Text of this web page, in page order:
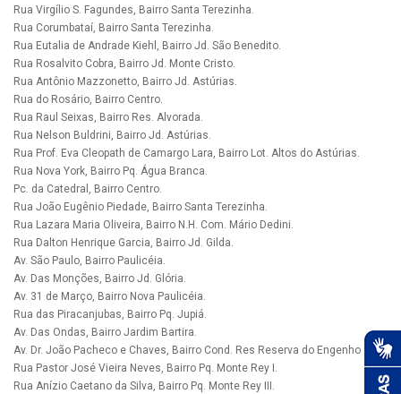
Rua Virgílio S. Fagundes, Bairro Santa Terezinha.
Rua Corumbataí, Bairro Santa Terezinha.
Rua Eutalia de Andrade Kiehl, Bairro Jd. São Benedito.
Rua Rosalvito Cobra, Bairro Jd. Monte Cristo.
Rua Antônio Mazzonetto, Bairro Jd. Astúrias.
Rua do Rosário, Bairro Centro.
Rua Raul Seixas, Bairro Res. Alvorada.
Rua Nelson Buldrini, Bairro Jd. Astúrias.
Rua Prof. Eva Cleopath de Camargo Lara, Bairro Lot. Altos do Astúrias.
Rua Nova York, Bairro Pq. Água Branca.
Pc. da Catedral, Bairro Centro.
Rua João Eugênio Piedade, Bairro Santa Terezinha.
Rua Lazara Maria Oliveira, Bairro N.H. Com. Mário Dedini.
Rua Dalton Henrique Garcia, Bairro Jd. Gilda.
Av. São Paulo, Bairro Paulicéia.
Av. Das Monções, Bairro Jd. Glória.
Av. 31 de Março, Bairro Nova Paulicéia.
Rua das Piracanjubas, Bairro Pq. Jupiá.
Av. Das Ondas, Bairro Jardim Bartira.
Av. Dr. João Pacheco e Chaves, Bairro Cond. Res Reserva do Engenho
Rua Pastor José Vieira Neves, Bairro Pq. Monte Rey I.
Rua Anízio Caetano da Silva, Bairro Pq. Monte Rey III.